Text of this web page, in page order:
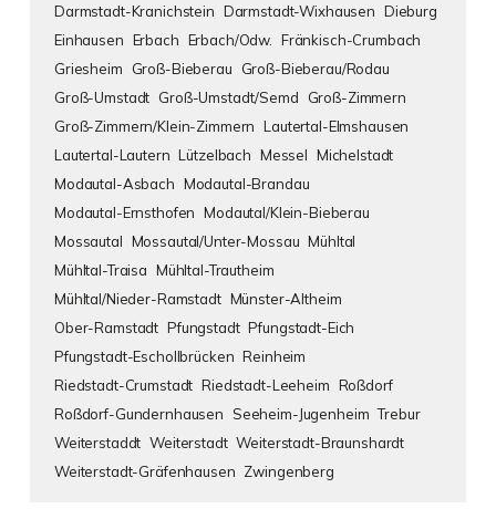
Darmstadt-Kranichstein Darmstadt-Wixhausen Dieburg
Einhausen Erbach Erbach/Odw.
Fränkisch-Crumbach
Griesheim
Groß-Bieberau
Groß-Bieberau/Rodau
Groß-Umstadt Groß-Umstadt/Semd
Groß-Zimmern
Groß-Zimmern/Klein-Zimmern Lautertal-Elmshausen
Lautertal-Lautern Lützelbach Messel Michelstadt
Modautal-Asbach Modautal-Brandau
Modautal-Ernsthofen Modautal/Klein-Bieberau
Mossautal Mossautal/Unter-Mossau Mühltal
Mühltal-Traisa Mühltal-Trautheim
Mühltal/Nieder-Ramstadt Münster-Altheim
Ober-Ramstadt Pfungstadt Pfungstadt-Eich
Pfungstadt-Eschollbrücken Reinheim
Riedstadt-Crumstadt Riedstadt-Leeheim Roßdorf
Roßdorf-Gundernhausen Seeheim-Jugenheim Trebur
Weiterstaddt Weiterstadt Weiterstadt-Braunshardt
Weiterstadt-Gräfenhausen Zwingenberg